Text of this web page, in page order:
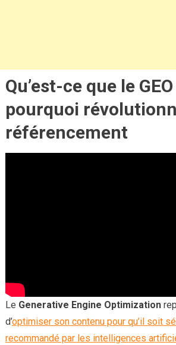
Qu’est-ce que le
pourquoi
référencement
Le Generative Engine Optimization
d’optimiser son contenu pour qu’il soit
recommandé par les intelligences